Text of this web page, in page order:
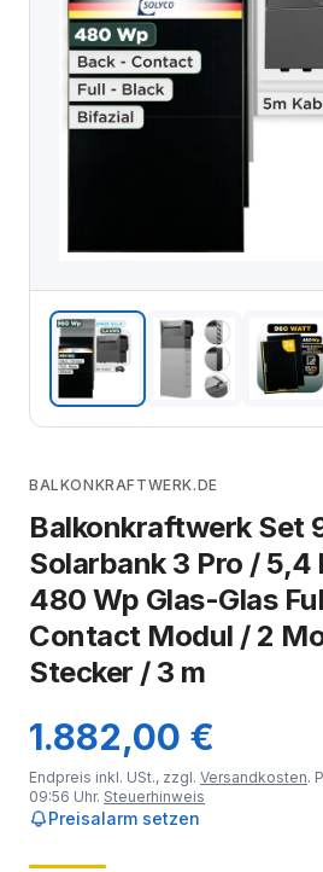
BALKONKRAFTWERK.DE
Balkonkraftwerk Set
Solarbank 3 Pro /
480 Wp Glas-Glas
Contact Modul / 2
Stecker / 3 m
1.882,00 €
Endpreis inkl. USt., zzgl. Versandkosten.
09:56 Uhr. Steuerhinweis
Preisalarm setzen